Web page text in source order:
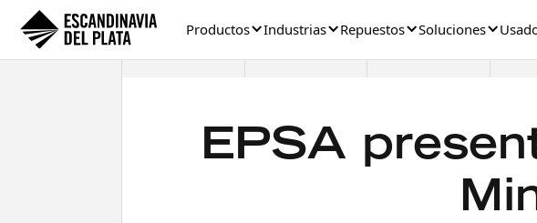
Productos Industrias Repuestos Soluciones
EPSA